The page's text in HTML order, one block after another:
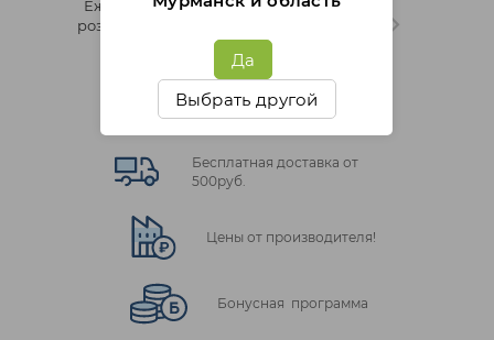
Да
Выбрать другой
Еженедельные Итоги
розыгрыша "Марафон
отзывов" 41 неделя
Бесплатная доставка от
500руб.
Цены от производителя!
Бонусная программа